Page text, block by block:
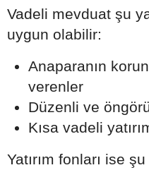
Vadeli mevduat şu
uygun olabilir:
Anaparanın
verenler
Düzenli ve
Kısa vadeli
Yatırım fonları ise